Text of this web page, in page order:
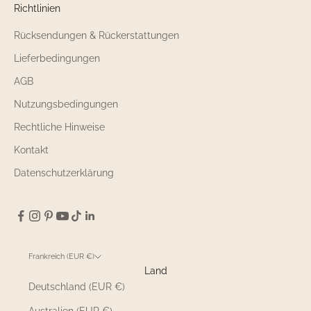
Richtlinien
Rücksendungen & Rückerstattungen
Lieferbedingungen
AGB
Nutzungsbedingungen
Rechtliche Hinweise
Kontakt
Datenschutzerklärung
Frankreich (EUR €)
Land
Deutschland (EUR €)